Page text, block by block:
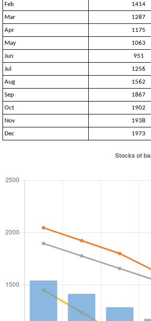
Feb
1414
Mar
1287
Apr
1175
May
1063
Jun
951
Jul
1256
Aug
1562
Sep
1867
Oct
1902
Nov
1938
Dec
1973